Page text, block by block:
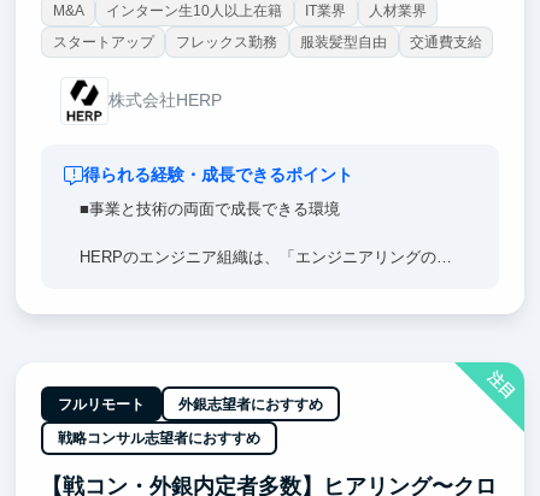
M&A インターン生10人以上在籍 IT業界
人材業界
スタートアップ
フレックス勤務 服装髪型自由 交通費支給
株式会社HERP
得られる経験・成長できるポイント
■事業と技術の両面で成長できる環境
HERPのエンジニア組織は、「エンジニアリングの専
技術はもちろん、プロダクトや事業の視点も持ちなが
ら成長したい方にとって、HERPは最適な環境です。
本気で挑戦したい方、ぜひ一緒に働きましょう！
注目
フルリモート 外銀志望者におすすめ
戦略コンサル志望者におすすめ
【戦コン・外銀内定者多数】ヒアリング〜クロ